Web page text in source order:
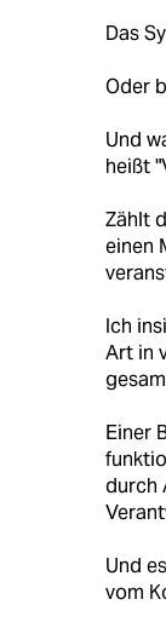
Das
Oder
Und
heißt
Zählt
einen
Ich
Art in
Einer
durch
Und
vom